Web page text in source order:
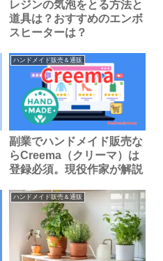
レジンの気泡をとる方法と
道具は？おすすめのエンボ
スヒーターは？
ハンドメイド販売＆通販
副業でハンドメイド販売な
らCreema（クリーマ）は
登録必須。現役作家が解説
ハンドメイド販売＆通販